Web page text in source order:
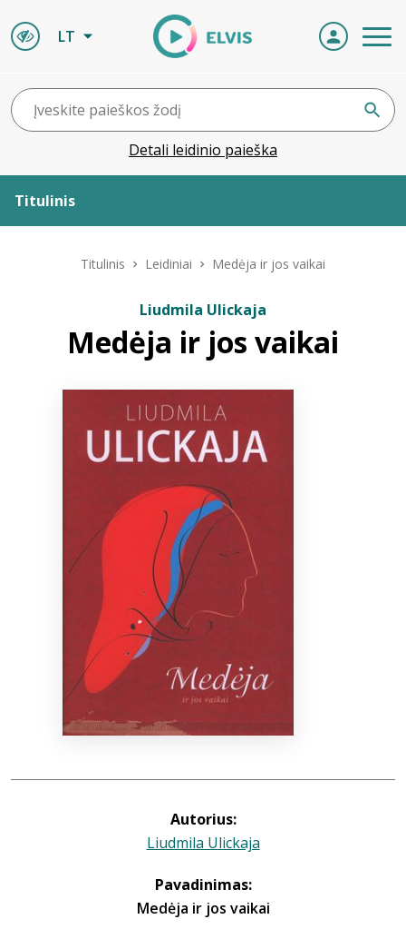
LT
Detali leidinio paieška
Titulinis
ELVIS atvyksta
Bibliotekoms
Titulinis Leidiniai Medėja ir jos vaikai
Liudmila Ulickaja
Medėja ir jos vaikai
Autorius:
Liudmila Ulickaja
Pavadinimas:
Medėja ir jos vaikai